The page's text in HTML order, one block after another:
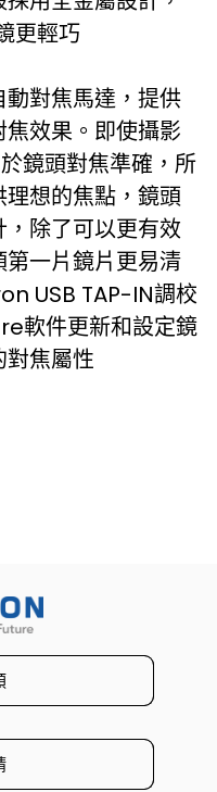
更輕巧
對焦馬達，提供
效果。即使攝影
鏡頭對焦準確，所
想的焦點，鏡頭
除了可以更有效
一片鏡片更易清
USB TAP-IN調校
軟件更新和設定鏡
焦屬性